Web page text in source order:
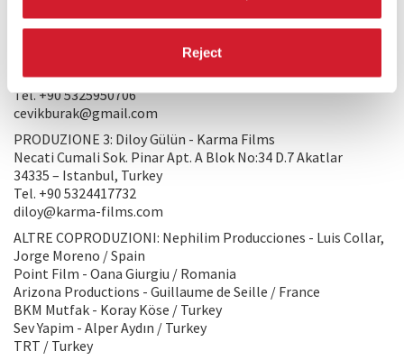
Reject
info@kuyufilm.com
Senlikkoy Mah, Otlukbeli Sk, No:46/1
34153 – Istanbul, Turkey
Tel. +90 5325950706
cevikburak@gmail.com
PRODUZIONE 3: Diloy Gülün - Karma Films
Necati Cumali Sok. Pinar Apt. A Blok No:34 D.7 Akatlar
34335 – Istanbul, Turkey
Tel. +90 5324417732
diloy@karma-films.com
ALTRE COPRODUZIONI: Nephilim Producciones - Luis Collar,
Jorge Moreno / Spain
Point Film - Oana Giurgiu / Romania
Arizona Productions - Guillaume de Seille / France
BKM Mutfak - Koray Köse / Turkey
Sev Yapim - Alper Aydın / Turkey
TRT / Turkey